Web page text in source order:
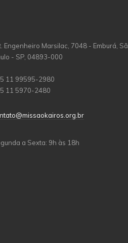
Engenheiro Marsilac, 7048 - Emburá,
- SP, 04893-000
11 99595-2980
11 5970-2480
a Sexta: 9h às 18h